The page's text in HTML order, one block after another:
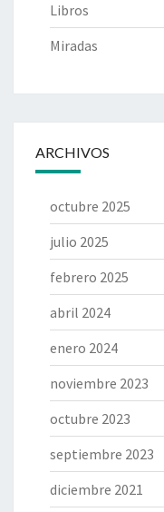
Libros
Miradas
ARCHIVOS
octubre 2025
julio 2025
febrero 2025
abril 2024
enero 2024
noviembre 2023
octubre 2023
septiembre 2023
diciembre 2021